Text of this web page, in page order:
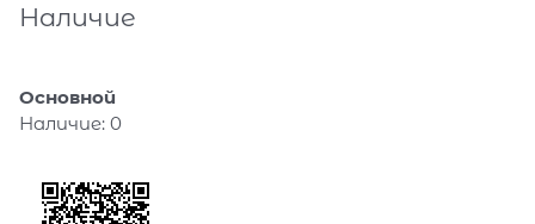
Наличие
Основной
Наличие: 0